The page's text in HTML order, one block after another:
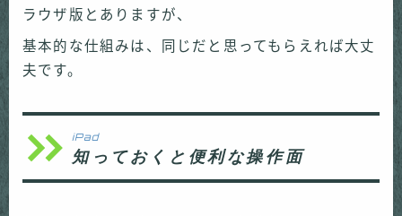
ラウザ版とありますが、
基本的な仕組みは、同じだと思ってもらえれば大丈
夫です。
iPad
知っておくと便利な操作面